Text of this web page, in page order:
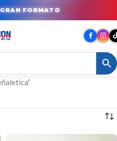
FORMATO